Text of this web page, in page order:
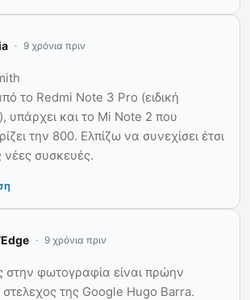
9 χρόνια πριν
το Redmi Note 3 Pro (ειδική
υπάρχει και το Mi Note 2 που
την 800. Ελπίζω να συνεχίσει έτσι
νέες συσκευές.
9 χρόνια πριν
στην φωτογραφία είναι πρώην
της Google Hugo Barra.